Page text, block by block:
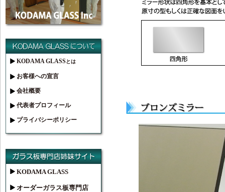
KODAMA GLASSとは
お客様への宣言
会社概要
代表者プロフィール
プライバシーポリシー
KODAMA GLASS
オーダーガラス板専門店